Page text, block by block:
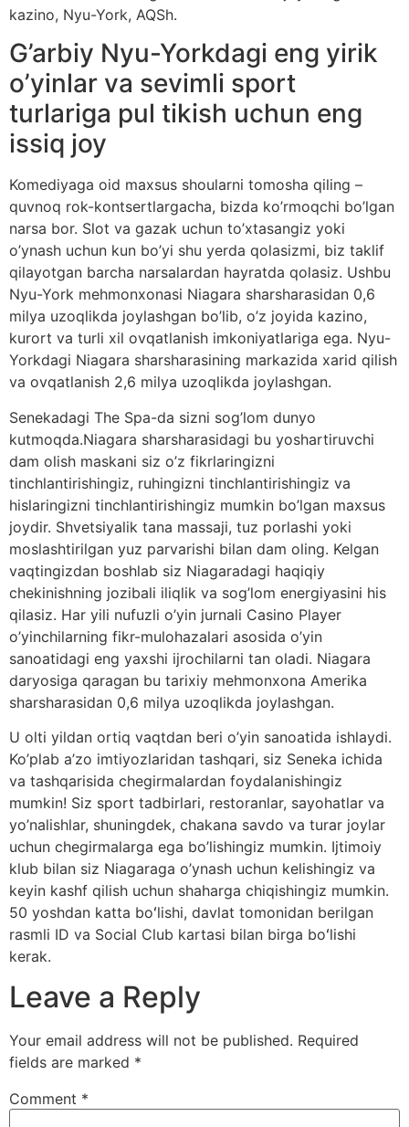
kazino, Nyu-York, AQSh.
G’arbiy Nyu-Yorkdagi eng yirik
o’yinlar va sevimli sport
turlariga pul tikish uchun eng
issiq joy
Komediyaga oid maxsus shoularni tomosha qiling –
quvnoq rok-kontsertlargacha, bizda ko’rmoqchi bo’lgan
narsa bor. Slot va gazak uchun to’xtasangiz yoki
o’ynash uchun kun bo’yi shu yerda qolasizmi, biz taklif
qilayotgan barcha narsalardan hayratda qolasiz. Ushbu
Nyu-York mehmonxonasi Niagara sharsharasidan 0,6
milya uzoqlikda joylashgan bo’lib, o’z joyida kazino,
kurort va turli xil ovqatlanish imkoniyatlariga ega. Nyu-
Yorkdagi Niagara sharsharasining markazida xarid qilish
va ovqatlanish 2,6 milya uzoqlikda joylashgan.
Senekadagi The Spa-da sizni sog’lom dunyo
kutmoqda.Niagara sharsharasidagi bu yoshartiruvchi
dam olish maskani siz o’z fikrlaringizni
tinchlantirishingiz, ruhingizni tinchlantirishingiz va
hislaringizni tinchlantirishingiz mumkin bo’lgan maxsus
joydir. Shvetsiyalik tana massaji, tuz porlashi yoki
moslashtirilgan yuz parvarishi bilan dam oling. Kelgan
vaqtingizdan boshlab siz Niagaradagi haqiqiy
chekinishning jozibali iliqlik va sog’lom energiyasini his
qilasiz. Har yili nufuzli o’yin jurnali Casino Player
o’yinchilarning fikr-mulohazalari asosida o’yin
sanoatidagi eng yaxshi ijrochilarni tan oladi. Niagara
daryosiga qaragan bu tarixiy mehmonxona Amerika
sharsharasidan 0,6 milya uzoqlikda joylashgan.
U olti yildan ortiq vaqtdan beri o’yin sanoatida ishlaydi.
Ko’plab a’zo imtiyozlaridan tashqari, siz Seneka ichida
va tashqarisida chegirmalardan foydalanishingiz
mumkin! Siz sport tadbirlari, restoranlar, sayohatlar va
yo’nalishlar, shuningdek, chakana savdo va turar joylar
uchun chegirmalarga ega bo’lishingiz mumkin. Ijtimoiy
klub bilan siz Niagaraga o’ynash uchun kelishingiz va
keyin kashf qilish uchun shaharga chiqishingiz mumkin.
50 yoshdan katta boʻlishi, davlat tomonidan berilgan
rasmli ID va Social Club kartasi bilan birga boʻlishi
kerak.
Leave a Reply
Your email address will not be published. Required
fields are marked *
Comment *